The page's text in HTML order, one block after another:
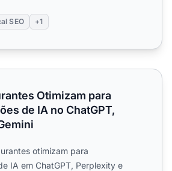
SEO +1
para Recomendações de
Otimizam para
de IA no ChatGPT,
otimizam para
IA em ChatGPT, Perplexity e